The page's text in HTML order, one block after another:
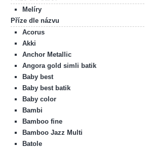
Melíry
Příze dle názvu
Acorus
Akki
Anchor Metallic
Angora gold simli batik
Baby best
Baby best batik
Baby color
Bambi
Bamboo fine
Bamboo Jazz Multi
Batole